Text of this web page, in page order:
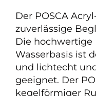
Der POSCA
zuverlässige
Die
Wasserbasis ist
und lichtecht
geeignet. Der
kegelförmiger